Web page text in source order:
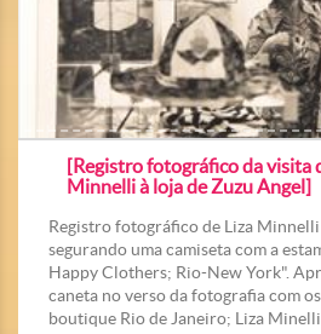
[Registro fotográfico da visita
Minnelli à loja de Zuzu Angel]
Registro fotográfico de Liza
segurando uma camiseta com a
Happy Clothers; Rio-New York".
caneta no verso da fotografia com
boutique Rio de Janeiro; Liza Minelli